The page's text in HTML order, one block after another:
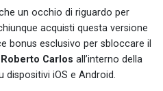
un occhio di riguardo per
acquisti questa versione
bonus esclusivo per sbloccare il
Roberto Carlos all’interno della
dispositivi iOS e Android.